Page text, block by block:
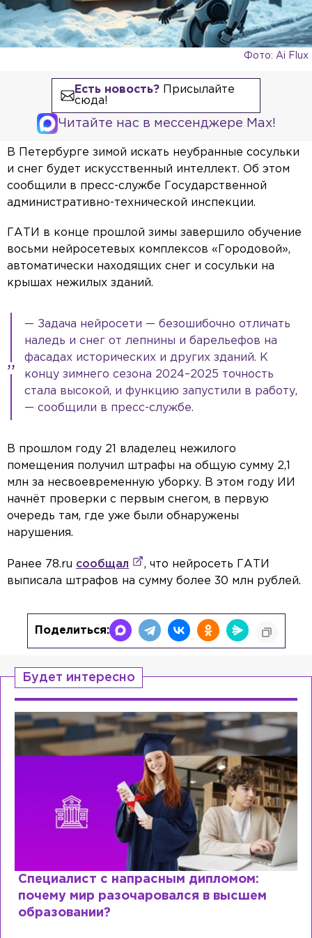
Фото: Ai Flux
Есть новость?Присылайте
сюда!
Читайте нас в мессенджере Max!
В Петербурге зимой искать неубранные сосульки
и снег будет искусственный интеллект. Об этом
сообщили в пресс-службе Государственной
административно-технической инспекции.
ГАТИ в конце прошлой зимы завершило обучение
восьми нейросетевых комплексов «Городовой»,
автоматически находящих снег и сосульки на
крышах нежилых зданий.
— Задача нейросети — безошибочно отличать
наледь и снег от лепнины и барельефов на
фасадах исторических и других зданий. К
концу зимнего сезона 2024–2025 точность
стала высокой, и функцию запустили в работу,
— сообщили в пресс-службе.
В прошлом году 21 владелец нежилого
помещения получил штрафы на общую сумму 2,1
млн за несвоевременную уборку. В этом году ИИ
начнёт проверки с первым снегом, в первую
очередь там, где уже были обнаружены
нарушения.
Ранее 78.ru сообщал
, что нейросеть ГАТИ
выписала штрафов на сумму более 30 млн рублей.
Поделиться:
Будет интересно
Специалист с напрасным дипломом:
почему мир разочаровался в высшем
образовании?